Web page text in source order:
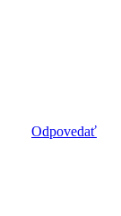
Odpovedať